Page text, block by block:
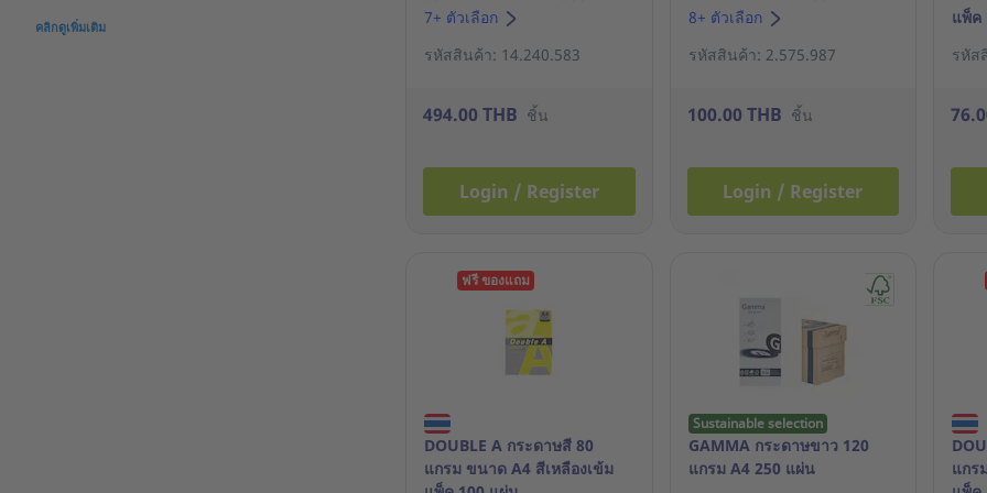
คลิกดูเพิ่มเติม
(No.21)
7+ ตัวเลือก
รหัสสินค้า: 14.240.583
494.00 THB ชิ้น
Login / Register
8+ ตัวเลือก
รหัสสินค้า: 2.575.987
100.00 THB ชิ้น
Login / Register
แพ็ค
รหัส
ฟรี ของแถม
DOUBLE A กระดาษสี 80
แกรม ขนาด A4 สีเหลืองเข้ม
Sustainable selection
GAMMA กระดาษขาว 120
แกรม A4 250 แผ่น
แกร